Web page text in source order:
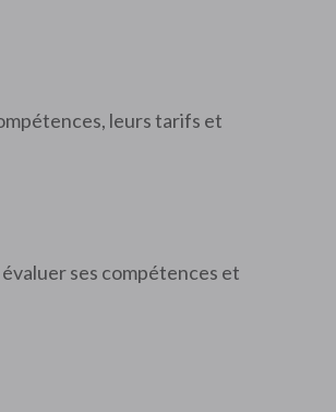
leurs tarifs et
ses compétences et